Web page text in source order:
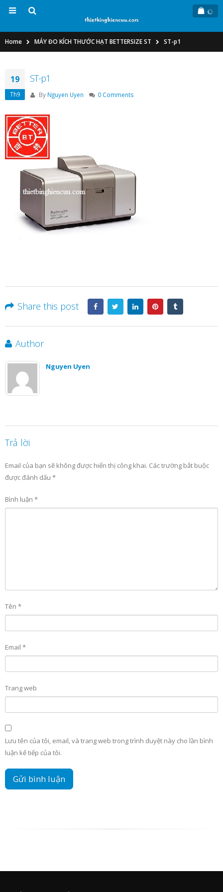
Home MÁY ĐO KÍCH THƯỚC HẠT BETTERSIZE ST ST-p1
19
Th9
ST-p1
By Nguyen Uyen 0 Comments
Share this post
Author
Nguyen Uyen
Trả lời
Email của bạn sẽ không được hiển thị công khai. Các trường bắt buộc
được đánh dấu *
Bình luận *
Tên *
Email *
Trang web
Lưu tên của tôi, email, và trang web trong trình duyệt này cho lần bình
luận kế tiếp của tôi.